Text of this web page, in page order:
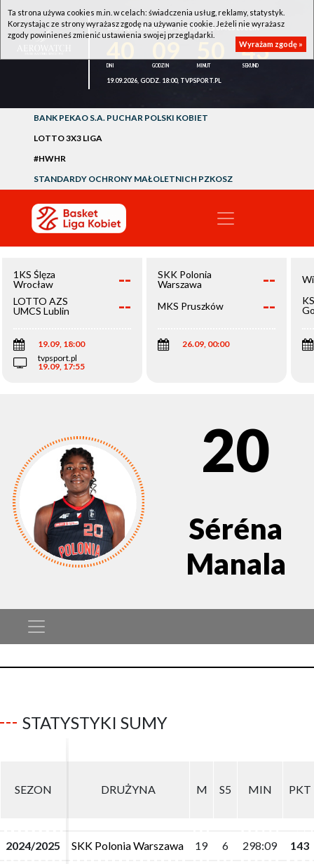
1KS ŚLĘZA WROCŁAW - LOTTO AZS UMCS LUBLIN
43
19.09.2026, GODZ. 18:00, TVPSPORT.PL
BANK PEKAO S.A. PUCHAR POLSKI KOBIET
LOTTO 3X3 LIGA
#HWHR
STANDARDY OCHRONY MAŁOLETNICH PZKOSZ
1KS Ślęza
Wrocław
--
LOTTO AZS
UMCS Lublin
--
19.09, 18:00
tvpsport.pl
19.09, 17:55
SKK Polonia
Warszawa
--
MKS Pruszków --
26.09, 00:00
20
Séréna
Manala
STATYSTYKI SUMY
SEZON DRUŻYNA M S5 MIN PKT
2024/2025 SKK Polonia Warszawa 19 6 298:09 143
SEZON DRUŻYNA M S5 MIN PKT
2024/2025 SKK Polonia Warszawa 19 6 298:09 143
Ta strona używa cookies m.in. w celach: świadczenia usług, reklamy, statystyk.
Korzystając ze strony wyrażasz zgodę na używanie cookie. Jeżeli nie wyrażasz
zgody powinieneś zmienić ustawienia swojej przeglądarki.
Wyrażam zgodę »